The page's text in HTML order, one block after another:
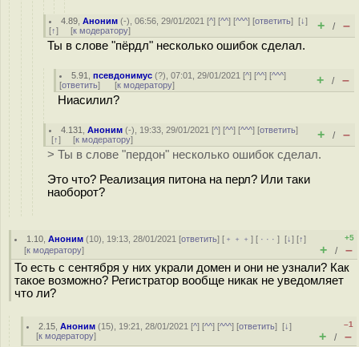
4.89 ,Аноним (-), 06:56, 29/01/2021 [^] [^^] [^^^] [ответить][↓]
[↑] [к модератору] + / –
Ты в слове "пёрдл" несколько ошибок сделал.
5.91 ,псевдонимус (?), 07:01, 29/01/2021 [^] [^^] [^^^]
[ответить] [к модератору] + / –
Ниасилил?
4.131 ,Аноним (-), 19:33, 29/01/2021 [^] [^^] [^^^] [ответить]
[↑] [к модератору] + / –
> Ты в слове "пердон" несколько ошибок сделал.
Это что? Реализация питона на перл? Или таки
наоборот?
1.10 ,Аноним (10), 19:13, 28/01/2021 [ответить] [ ﹢﹢﹢] [ · · ·][↓] [↑]
[к модератору]
+5
+ / –
То есть с сентября у них украли домен и они не узнали? Как
такое возможно? Регистратор вообще никак не уведомляет
что ли?
2.15 ,Аноним (15), 19:21, 28/01/2021 [^] [^^] [^^^] [ответить][↓]
[к модератору]
–1
+ / –